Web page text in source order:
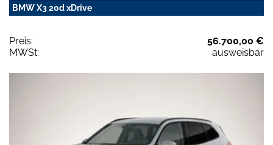
BMW X3 20d xDrive
Preis:
56.700,00 €
MWSt:
ausweisbar